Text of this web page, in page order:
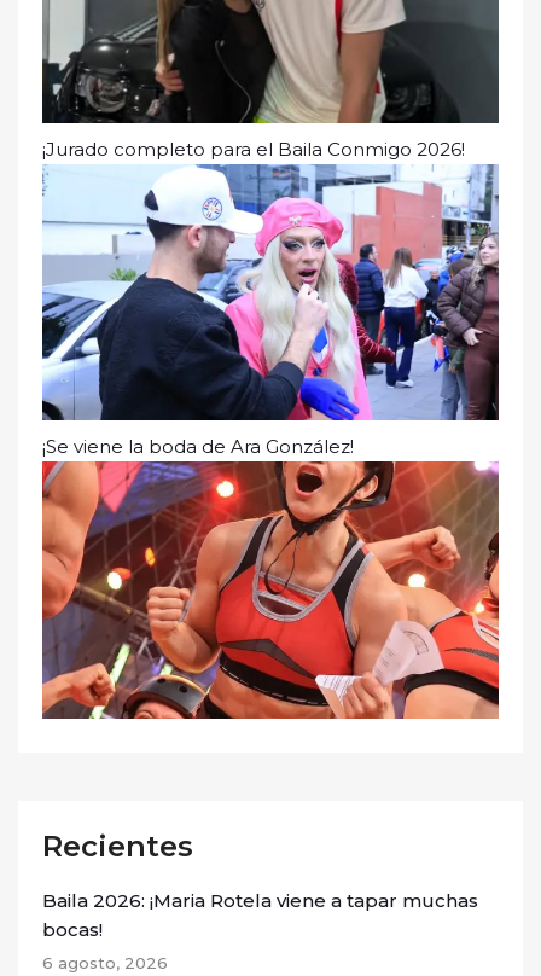
¡Jurado completo para el Baila Conmigo 2026!
¡Se viene la boda de Ara González!
Recientes
Baila 2026: ¡Maria Rotela viene a tapar muchas
bocas!
6 agosto, 2026